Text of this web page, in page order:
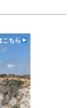
こちら